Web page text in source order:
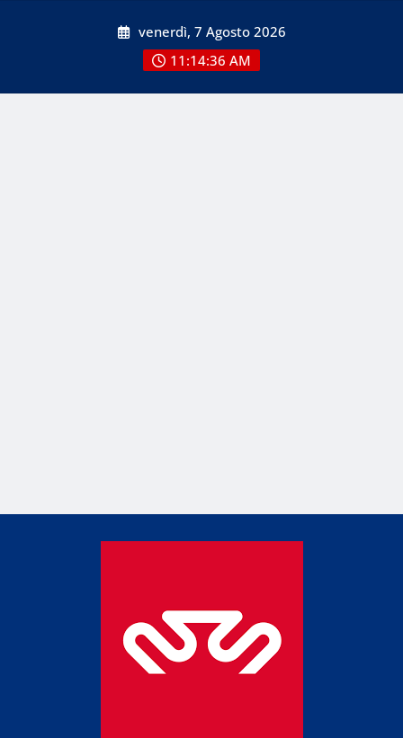
venerdì, 7 Agosto 2026
11:14:36 AM